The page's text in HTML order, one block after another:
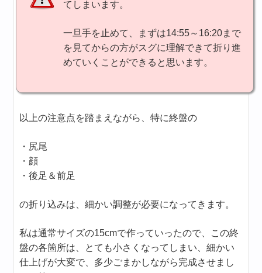
てしまいます。
一旦手を止めて、まずは14:55～16:20まで
を見てからの方がスグに理解できて折り進
めていくことができると思います。
以上の注意点を踏まえながら、特に終盤の
・尻尾
・顔
・後足＆前足
の折り込みは、細かい調整が必要になってきます。
私は通常サイズの15cmで作っていったので、この終
盤の各箇所は、とても小さくなってしまい、細かい
仕上げが大変で、多少ごまかしながら完成させまし